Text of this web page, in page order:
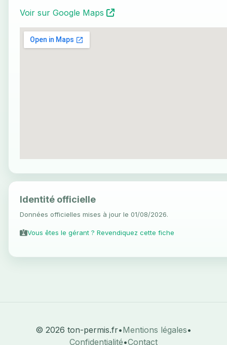
Voir sur Google Maps
Identité officielle
Données officielles mises à jour le 01/08/2026.
Vous êtes le gérant ? Revendiquez cette fiche
© 2026 ton-permis.fr•Mentions légales•
Confidentialité•Contact